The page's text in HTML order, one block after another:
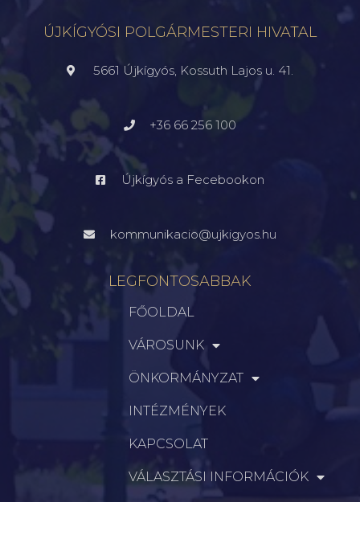
ÚJKÍGYÓSI POLGÁRMESTERI HIVATAL
5661 Újkígyós, Kossuth Lajos u. 41.
+36 66 256 100
Újkígyós a Fecebookon
kommunikacio@ujkigyos.hu
LEGFONTOSABBAK
FŐOLDAL
VÁROSUNK
ÖNKORMÁNYZAT
INTÉZMÉNYEK
KAPCSOLAT
VÁLASZTÁSI INFORMÁCIÓK